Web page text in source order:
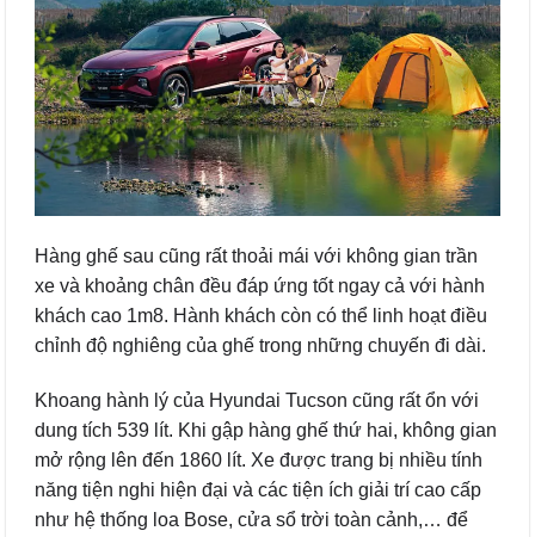
Hàng ghế sau cũng rất thoải mái với không gian trần
xe và khoảng chân đều đáp ứng tốt ngay cả với hành
khách cao 1m8. Hành khách còn có thể linh hoạt điều
chỉnh độ nghiêng của ghế trong những chuyến đi dài.
Khoang hành lý của Hyundai Tucson cũng rất ổn với
dung tích 539 lít. Khi gập hàng ghế thứ hai, không gian
mở rộng lên đến 1860 lít. Xe được trang bị nhiều tính
năng tiện nghi hiện đại và các tiện ích giải trí cao cấp
như hệ thống loa Bose, cửa sổ trời toàn cảnh,… để